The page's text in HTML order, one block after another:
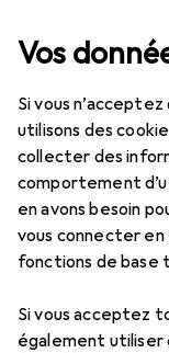
Vos
Si vous
utilisons des
collecter des
comportement
en avons besoin
vous connecter
fonctions de base
Si vous acceptez
également utiliser
home office
Sous-main
ProduitsForum